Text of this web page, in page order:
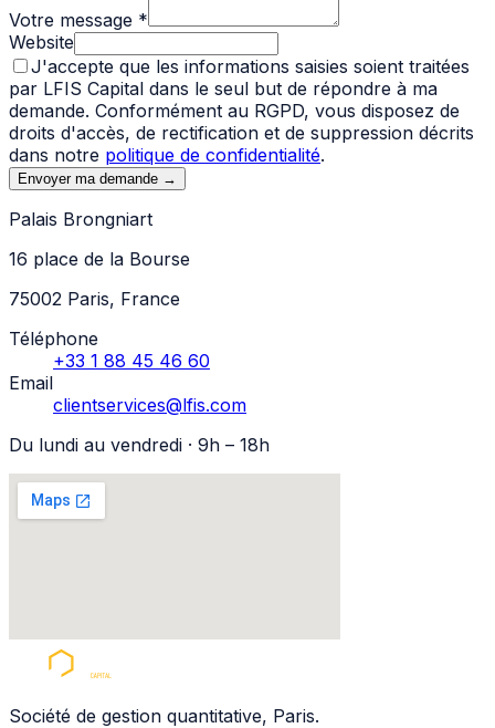
Votre message *
Website
J'accepte que les informations saisies soient traitées
par LFIS Capital dans le seul but de répondre à ma
demande. Conformément au RGPD, vous disposez de
droits d'accès, de rectification et de suppression décrits
dans notre politique de confidentialité.
Envoyer ma demande →
Palais Brongniart
16 place de la Bourse
75002 Paris, France
Téléphone
+33 1 88 45 46 60
Email
clientservices@lfis.com
Du lundi au vendredi · 9h – 18h
Société de gestion quantitative, Paris.